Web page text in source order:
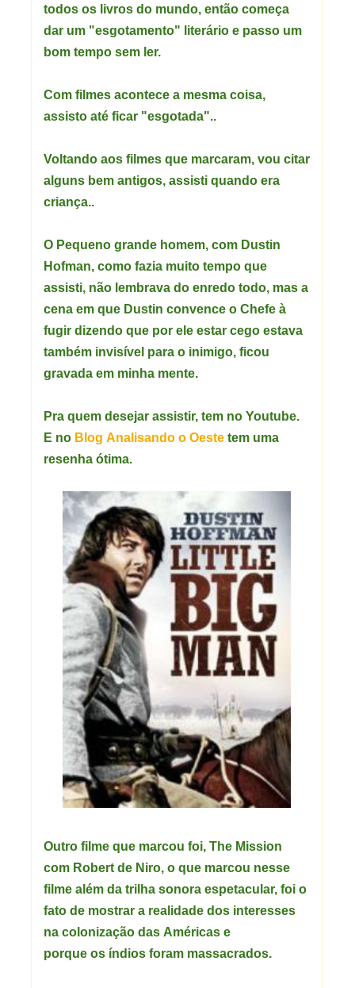
todos os livros do mundo, então começa
dar um "esgotamento" literário e passo um
bom tempo sem ler.
Com filmes acontece a mesma coisa,
assisto até ficar "esgotada"..
Voltando aos filmes que marcaram, vou citar
alguns bem antigos, assisti quando era
criança..
O Pequeno grande homem, com Dustin
Hofman, como fazia muito tempo que
assisti, não lembrava do enredo todo, mas a
cena em que Dustin convence o Chefe à
fugir dizendo que por ele estar cego estava
também invisível para o inimigo, ficou
gravada em minha mente.
Pra quem desejar assistir, tem no Youtube.
E no Blog Analisando o Oeste tem uma
resenha ótima.
Outro filme que marcou foi, The Mission
com Robert de Niro, o que marcou nesse
filme além da trilha sonora espetacular, foi o
fato de mostrar a realidade dos interesses
na colonização das Américas e
porque os índios foram massacrados.